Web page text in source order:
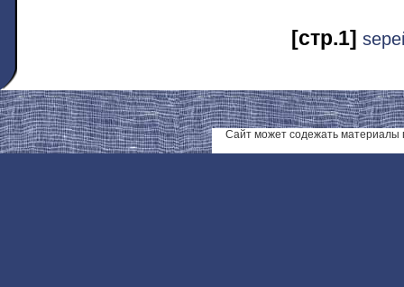
[стр.1]
Сайт может содежать материалы